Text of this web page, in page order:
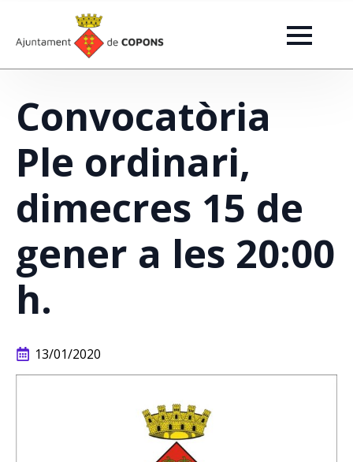
Convocatòria
Ple ordinari,
dimecres 15 de
gener a les 20:00
h.
13/01/2020